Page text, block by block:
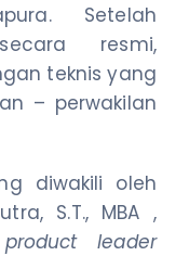
Setelah
resmi,
teknis yang
– perwakilan
diwakili oleh
S.T., MBA ,
product leader